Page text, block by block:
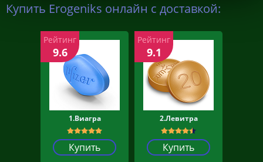
Купить Erogeniks онлайн с доставкой:
1.Виагра
Купить
Рейтинг
9.6
2.Левитра
Купить
Рейтинг
9.1